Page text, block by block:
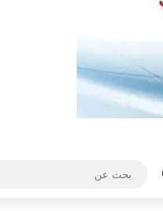
الوضع المظلم